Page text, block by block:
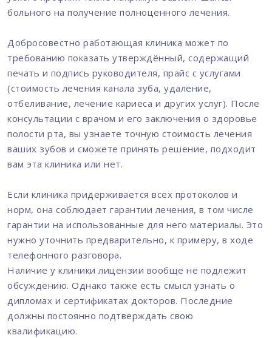
больного на получение полноценного лечения.
Добросовестно работающая клиника может по
требованию показать утверждённый, содержащий
печать и подпись руководителя, прайс с услугами
(стоимость лечения канала зуба, удаление,
отбеливание, лечение кариеса и других услуг). После
консультации с врачом и его заключения о здоровье
полости рта, вы узнаете точную стоимость лечения
ваших зубов и сможете принять решение, подходит
вам эта клиника или нет.
Если клиника придерживается всех протоколов и
норм, она соблюдает гарантии лечения, в том числе
гарантии на использованные для него материалы. Это
нужно уточнить предварительно, к примеру, в ходе
телефонного разговора.
Наличие у клиники лицензии вообще не подлежит
обсуждению. Однако также есть смысл узнать о
дипломах и сертификатах докторов. Последние
должны постоянно подтверждать свою
квалификацию.